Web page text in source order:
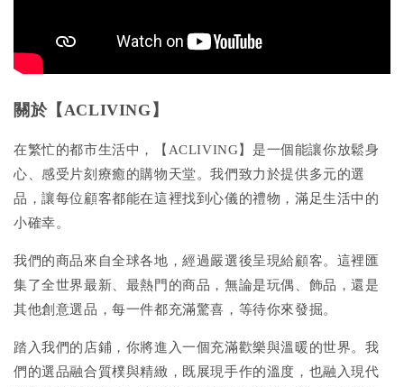
關於【ACLIVING】
在繁忙的都市生活中，【ACLIVING】是一個能讓你放鬆身
心、感受片刻療癒的購物天堂。我們致力於提供多元的選
品，讓每位顧客都能在這裡找到心儀的禮物，滿足生活中的
小確幸。
我們的商品來自全球各地，經過嚴選後呈現給顧客。這裡匯
集了全世界最新、最熱門的商品，無論是玩偶、飾品，還是
其他創意選品，每一件都充滿驚喜，等待你來發掘。
踏入我們的店鋪，你將進入一個充滿歡樂與溫暖的世界。我
們的選品融合質樸與精緻，既展現手作的溫度，也融入現代